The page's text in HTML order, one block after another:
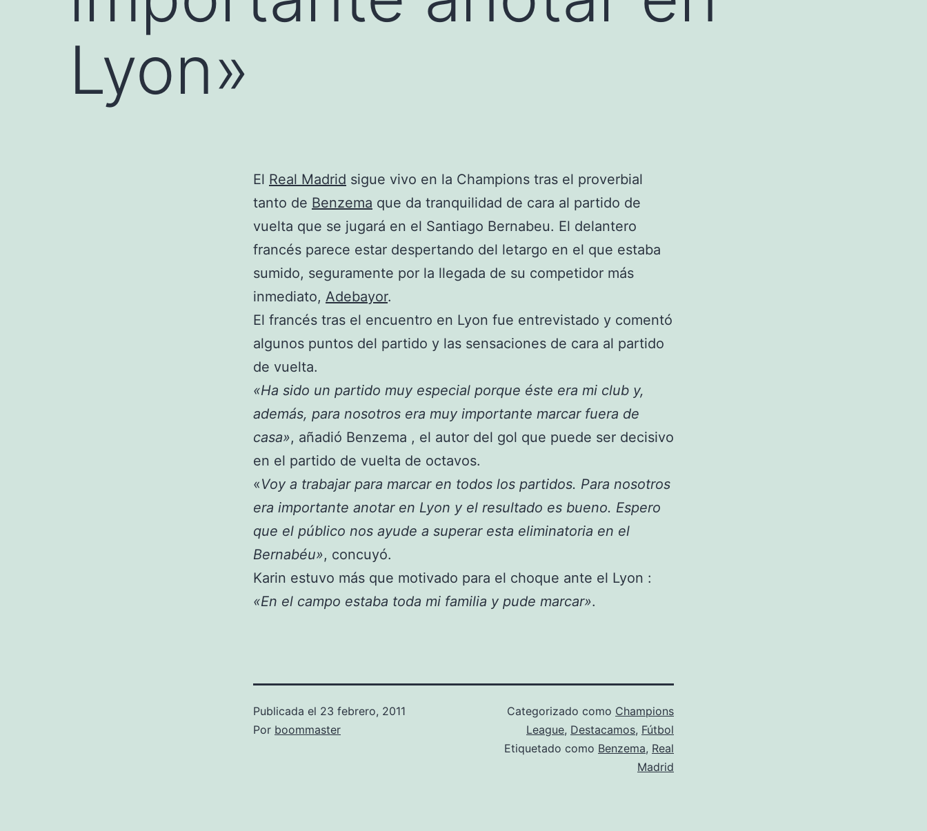
Lyon»
El Real Madrid sigue vivo en la Champions tras el proverbial
tanto de Benzema que da tranquilidad de cara al partido de
vuelta que se jugará en el Santiago Bernabeu. El delantero
francés parece estar despertando del letargo en el que estaba
sumido, seguramente por la llegada de su competidor más
inmediato, Adebayor.
El francés tras el encuentro en Lyon fue entrevistado y comentó
algunos puntos del partido y las sensaciones de cara al partido
de vuelta.
«Ha sido un partido muy especial porque éste era mi club y,
además, para nosotros era muy importante marcar fuera de
casa», añadió Benzema , el autor del gol que puede ser decisivo
en el partido de vuelta de octavos.
«Voy a trabajar para marcar en todos los partidos. Para nosotros
era importante anotar en Lyon y el resultado es bueno. Espero
que el público nos ayude a superar esta eliminatoria en el
Bernabéu», concuyó.
Karin estuvo más que motivado para el choque ante el Lyon :
«En el campo estaba toda mi familia y pude marcar».
Publicada el 23 febrero, 2011
Por boommaster
Categorizado como Champions
League, Destacamos, Fútbol
Etiquetado como Benzema, Real
Madrid